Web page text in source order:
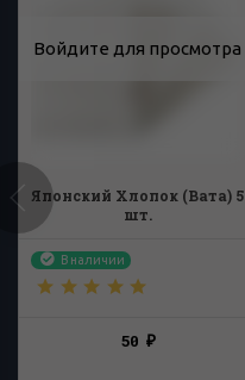
Войдите для просмотра
Японский Хлопок (Вата) 5
шт.
В наличии
50 ₽